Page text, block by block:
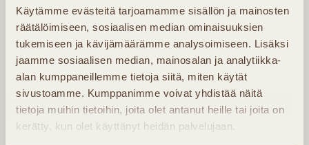
Käytämme evästeitä tarjoamamme sisällön ja mainosten
räätälöimiseen, sosiaalisen median ominaisuuksien
tukemiseen ja kävijämäärämme analysoimiseen. Lisäksi
jaamme sosiaalisen median, mainosalan ja analytiikka-
alan kumppaneillemme tietoja siitä, miten käytät
sivustoamme. Kumppanimme voivat yhdistää näitä
tietoja muihin tietoihin, joita olet antanut heille tai joita on
kerätty, kun olet käyttänyt heidän palvelujaan.
yhdistyksen uutisista ja tapahtumista. Jäsenet
saavat lisäksi noin kerran kuukaudessa
jäsenkirjeen, jossa ajankohtaista infoa
Kaukolämpö Ry:n toiminnasta.